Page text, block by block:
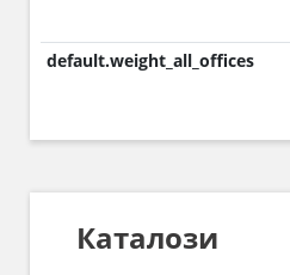
default.weight_all_offices
Каталози